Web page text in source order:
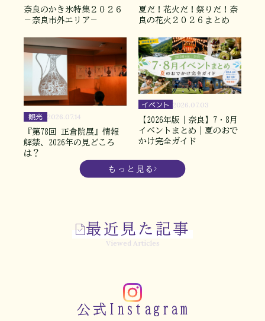
奈良のかき氷特集２０２６
－奈良市外エリア－
夏だ！花火だ！祭りだ！奈
良の花火２０２６まとめ
観光 2026.07.14
『第78回 正倉院展』情報
解禁、2026年の見どころ
は？
イベント 2026.07.03
【2026年版｜奈良】7・8月
イベントまとめ｜夏のおで
かけ完全ガイド
もっと見る
最近見た記事
Viewed Articles
公式Instagram